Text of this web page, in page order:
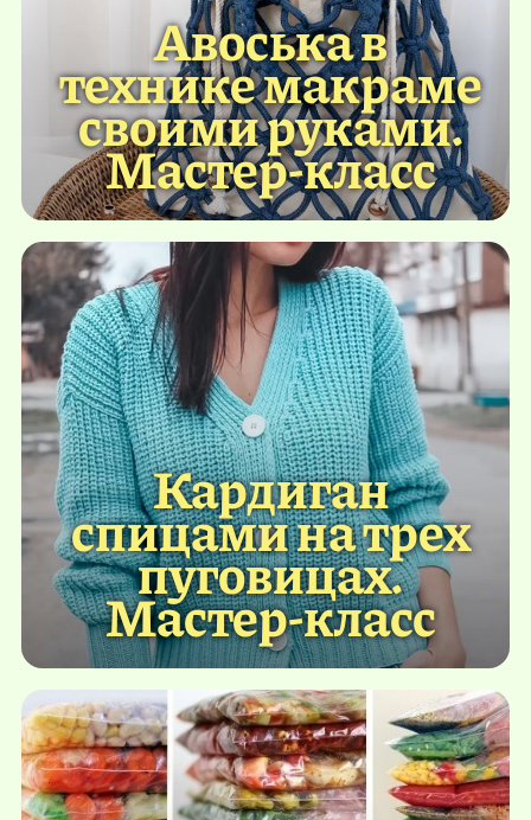
Авоська в
технике макраме
своими руками.
Мастер-класс
Кардиган
спицами на трех
пуговицах.
Мастер-класс